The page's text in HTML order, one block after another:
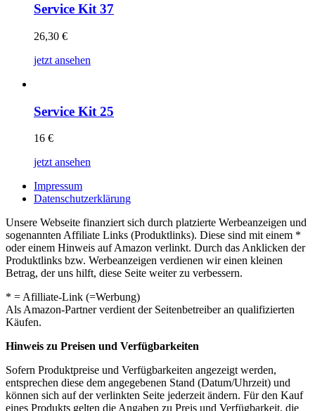
Service Kit 37
26,30 €
jetzt ansehen
Service Kit 25
16 €
jetzt ansehen
Impressum
Datenschutzerklärung
Unsere Webseite finanziert sich durch platzierte Werbeanzeigen und
sogenannten Affiliate Links (Produktlinks). Diese sind mit einem *
oder einem Hinweis auf Amazon verlinkt. Durch das Anklicken der
Produktlinks bzw. Werbeanzeigen verdienen wir einen kleinen
Betrag, der uns hilft, diese Seite weiter zu verbessern.
* = Afilliate-Link (=Werbung)
Als Amazon-Partner verdient der Seitenbetreiber an qualifizierten
Käufen.
Hinweis zu Preisen und Verfügbarkeiten
Sofern Produktpreise und Verfügbarkeiten angezeigt werden,
entsprechen diese dem angegebenen Stand (Datum/Uhrzeit) und
können sich auf der verlinkten Seite jederzeit ändern. Für den Kauf
eines Produkts gelten die Angaben zu Preis und Verfügbarkeit, die